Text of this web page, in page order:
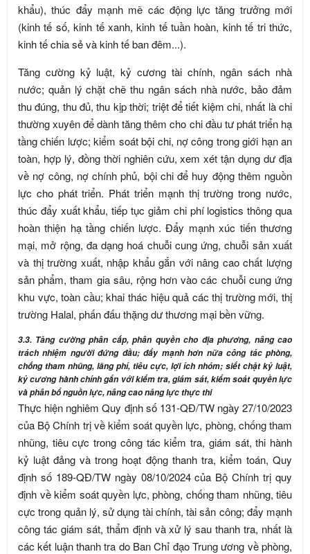
khẩu), thúc đẩy mạnh mẽ các động lực tăng trưởng mới
(kinh tế số, kinh tế xanh, kinh tế tuần hoàn, kinh tế tri thức,
kinh tế chia sẻ và kinh tế ban đêm...).
Tăng cường kỷ luật, kỷ cương tài chính, ngân sách nhà
nước; quản lý chặt chẽ thu ngân sách nhà nước, bảo đảm
thu đúng, thu đủ, thu kịp thời; triệt để tiết kiệm chi, nhất là chi
thường xuyên để dành tăng thêm cho chi đầu tư phát triển hạ
tầng chiến lược; kiểm soát bội chi, nợ công trong giới hạn an
toàn, hợp lý, đồng thời nghiên cứu, xem xét tận dụng dư địa
về nợ công, nợ chính phủ, bội chi để huy động thêm nguồn
lực cho phát triển. Phát triển mạnh thị trường trong nước,
thúc đẩy xuất khẩu, tiếp tục giảm chi phí logistics thông qua
hoàn thiện hạ tầng chiến lược. Đẩy mạnh xúc tiến thương
mại, mở rộng, đa dạng hoá chuỗi cung ứng, chuỗi sản xuất
và thị trường xuất, nhập khẩu gắn với nâng cao chất lượng
sản phẩm, tham gia sâu, rộng hơn vào các chuỗi cung ứng
khu vực, toàn cầu; khai thác hiệu quả các thị trường mới, thị
trường Halal, phấn đấu thặng dư thương mại bền vững.
3.3. Tăng cường phân cấp, phân quyền cho địa phương, nâng cao
trách nhiệm người đứng đầu; đẩy mạnh hơn nữa công tác phòng,
chống tham nhũng, lãng phí, tiêu cực, lợi ích nhóm; siết chặt kỷ luật,
kỷ cương hành chính gắn với kiểm tra, giám sát, kiểm soát quyền lực
và phân bổ nguồn lực, nâng cao năng lực thực thi
Thực hiện nghiêm Quy định số 131-QĐ/TW ngày 27/10/2023
của Bộ Chính trị về kiểm soát quyền lực, phòng, chống tham
nhũng, tiêu cực trong công tác kiểm tra, giám sát, thi hành
kỷ luật đảng và trong hoạt động thanh tra, kiểm toán, Quy
định số 189-QĐ/TW ngày 08/10/2024 của Bộ Chính trị quy
định về kiểm soát quyền lực, phòng, chống tham nhũng, tiêu
cực trong quản lý, sử dụng tài chính, tài sản công; đẩy mạnh
công tác giám sát, thẩm định và xử lý sau thanh tra, nhất là
các kết luận thanh tra do Ban Chỉ đạo Trung ương về phòng,